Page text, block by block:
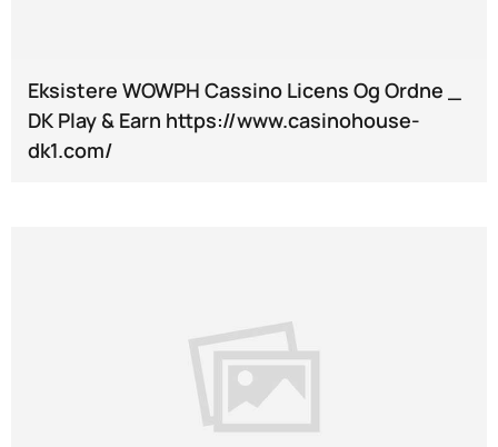
Eksistere WOWPH Cassino Licens Og Ordne _
DK Play & Earn https://www.casinohouse-
dk1.com/